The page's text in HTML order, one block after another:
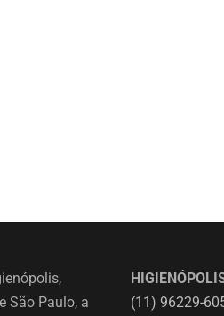
São Paulo, a
(11) 96229-